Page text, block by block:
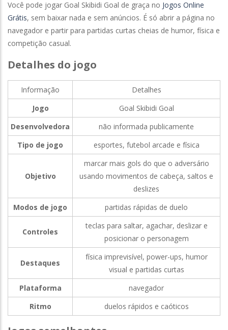
Você pode jogar Goal Skibidi Goal de graça no Jogos Online
Grátis, sem baixar nada e sem anúncios. É só abrir a página no
navegador e partir para partidas curtas cheias de humor, física e
competição casual.
Detalhes do jogo
Informação
Detalhes
Jogo
Goal Skibidi Goal
Desenvolvedora
não informada publicamente
Tipo de jogo
esportes, futebol arcade e física
Objetivo
marcar mais gols do que o adversário
usando movimentos de cabeça, saltos e
deslizes
Modos de jogo
partidas rápidas de duelo
Controles
teclas para saltar, agachar, deslizar e
posicionar o personagem
Destaques
física imprevisível, power-ups, humor
visual e partidas curtas
Plataforma
navegador
Ritmo
duelos rápidos e caóticos